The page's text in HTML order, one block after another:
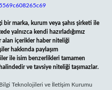
bir marka, kurum veya şahıs şirketi ile
yalnızca kendi hazırladığımız
alan içerikler haber niteliği
hakkında paylaşım
ile isim benzerlikleri tamamen
ve tavsiye niteliği taşımazlar.
Teknolojileri ve İletişim Kurumu